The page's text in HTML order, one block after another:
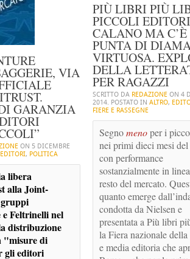
VIA
GARANZIA
ON 5 DICEMBRE
EDITORI, POLITICA
libera
alla Joint-
e Feltrinelli nel
distribuzione
"misure di
gli editori
PIÙ LIBRI PIÙ
PICCOLI EDITORI
CALANO MA
PUNTA DI
VIRTUOSA.
DELLA
PER RAGAZZI
SCRITTO DA REDAZIONEON 4
2014. POSTATO IN ALTRO,
FIERE E RASSEGNE
Segno meno per i
nei primi dieci mesi
con performance
sostanzialmente in
resto del mercato.
quanto emerge
condotta da Nielsen e
presentata a Più libri
la Fiera nazionale
e media editoria che